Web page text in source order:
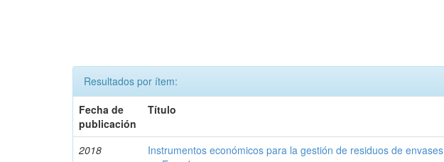
Resultados por ítem:
Fecha de
publicación
Título
2018
Instrumentos económicos para la gestión de residuos de envases